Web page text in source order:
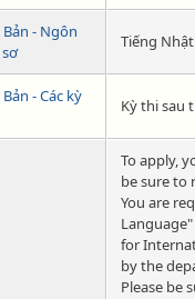
- Ngôn
Tiếng Nhật
- Các kỳ
Kỳ thi sau
To apply,
be sure to
You are
for
by the
Please be